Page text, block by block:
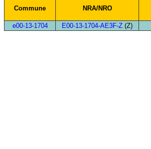
Commune NRA/NRO
e00-13-1704
E00-13-1704-AE3F-Z (Z)